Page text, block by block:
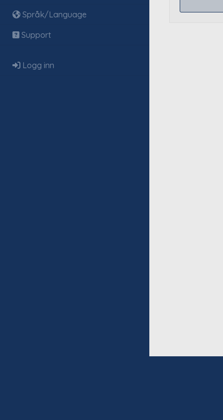
Språk/Language
Support
Logg inn